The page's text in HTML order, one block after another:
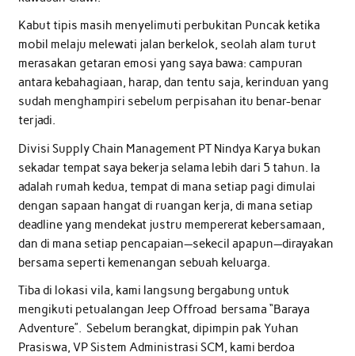
Kabut tipis masih menyelimuti perbukitan Puncak ketika
mobil melaju melewati jalan berkelok, seolah alam turut
merasakan getaran emosi yang saya bawa: campuran
antara kebahagiaan, harap, dan tentu saja, kerinduan yang
sudah menghampiri sebelum perpisahan itu benar-benar
terjadi.
Divisi Supply Chain Management PT Nindya Karya bukan
sekadar tempat saya bekerja selama lebih dari 5 tahun. Ia
adalah rumah kedua, tempat di mana setiap pagi dimulai
dengan sapaan hangat di ruangan kerja, di mana setiap
deadline yang mendekat justru mempererat kebersamaan,
dan di mana setiap pencapaian—sekecil apapun—dirayakan
bersama seperti kemenangan sebuah keluarga.
Tiba di lokasi vila, kami langsung bergabung untuk
mengikuti petualangan Jeep Offroad bersama “Baraya
Adventure”. Sebelum berangkat, dipimpin pak Yuhan
Prasiswa, VP Sistem Administrasi SCM, kami berdoa